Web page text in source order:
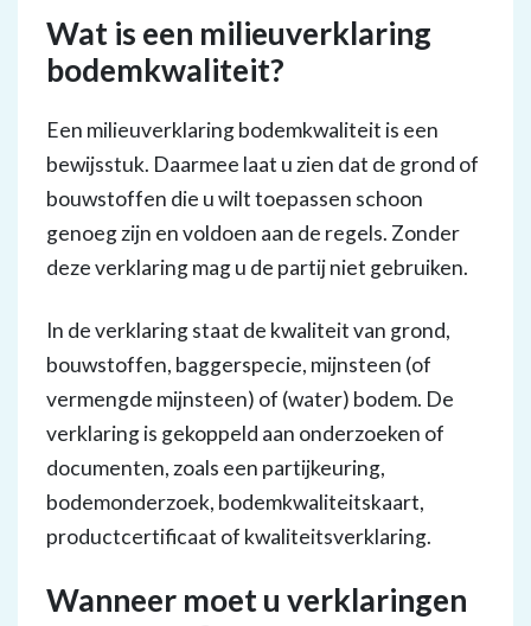
Wat is een milieuverklaring
bodemkwaliteit?
Een milieuverklaring bodemkwaliteit is een
bewijsstuk. Daarmee laat u zien dat de grond of
bouwstoffen die u wilt toepassen schoon
genoeg zijn en voldoen aan de regels. Zonder
deze verklaring mag u de partij niet gebruiken.
In de verklaring staat de kwaliteit van grond,
bouwstoffen, baggerspecie, mijnsteen (of
vermengde mijnsteen) of (water) bodem. De
verklaring is gekoppeld aan onderzoeken of
documenten, zoals een partijkeuring,
bodemonderzoek, bodemkwaliteitskaart,
productcertificaat of kwaliteitsverklaring.
Wanneer moet u verklaringen